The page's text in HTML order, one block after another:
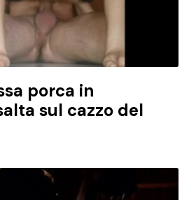
porca in
sul cazzo del